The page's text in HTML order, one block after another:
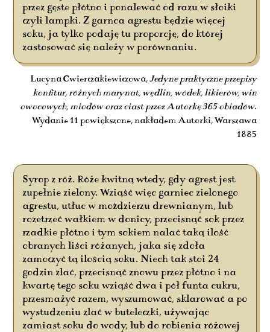
przez gęste płótno i ponalewać od razu w słoiki
czyli lampki. Z garnca agrestu będzie więcej
soku, ja tylko podaję tu proporcję, do której
zastosować się należy w porównaniu.
Lucyna Ćwierczakiewiczowa, Jedyne praktyczne przepisy
konfitur, różnych marynat, wędlin, wódek, likierów, win
owocowych, miodów oraz ciast przez Autorkę 365 obiadów.
Wydanie 11 powiększone, nakładem Autorki, Warszawa
1885
Syrop z róż. Róże kwitną wtedy, gdy agrest jest
zupełnie zielony. Wziąść więc garniec zielonego
agrestu, utłuc w moździerzu drewnianym, lub
rozetrzeć wałkiem w donicy, przecisnąć sok przez
rzadkie płótno i tym sokiem nalać taką ilość
obranych liści różanych, jaka się zdoła
zamoczyć tą ilością soku. Niech tak stoi 24
godzin zlać, przecisnąć znowu przez płótno i na
kwartę tego soku wziąść dwa i pół funta cukru,
przesmażyć razem, wyszumować, sklarować a po
wystudzeniu zlać w buteleczki, używając
zamiast soku do wody, lub do robienia różowej